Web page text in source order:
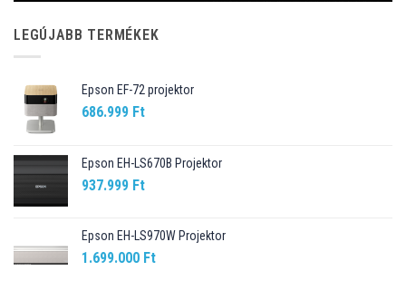
LEGÚJABB TERMÉKEK
Epson EF-72 projektor
686.999 Ft
Epson EH-LS670B Projektor
937.999 Ft
Epson EH-LS970W Projektor
1.699.000 Ft